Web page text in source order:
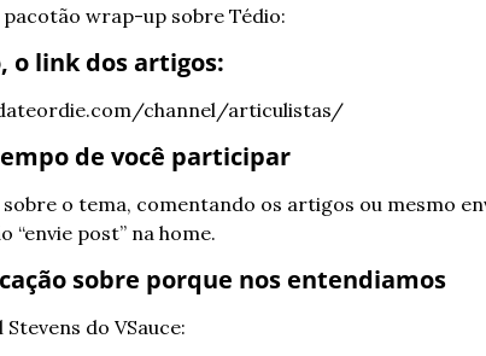
pacotão wrap-up sobre Tédio:
o link dos artigos:
channel/articulistas/
de você participar
o tema, comentando os artigos ou mesmo
“envie post” na home.
sobre porque nos entendiamos
do VSauce: